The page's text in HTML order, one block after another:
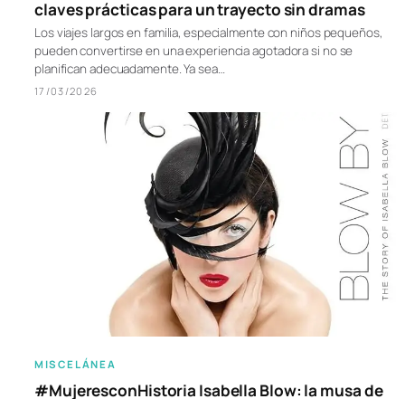
claves prácticas para un trayecto sin dramas
Los viajes largos en familia, especialmente con niños pequeños,
pueden convertirse en una experiencia agotadora si no se
planifican adecuadamente. Ya sea…
17/03/2026
MISCELÁNEA
#MujeresconHistoria Isabella Blow: la musa de